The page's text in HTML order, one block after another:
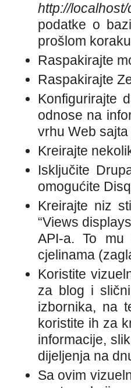
http://
podatke o
prošlom
Raspakirajte
Raspakirajte
Konfigurirajte
odnose na
vrhu Web
Kreirajte
Isključite
omogućite
Kreirajte niz
“Views
API-a. To mu
cjelinama
Koristite
za blog i
izbornika, na
koristite ih za
informacije,
dijeljenja na
Sa ovim